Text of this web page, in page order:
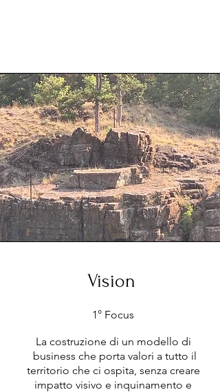
Vision
1° Focus
La costruzione di un modello di
business che porta valori a tutto il
territorio che ci ospita, senza creare
impatto visivo e inquinamento e